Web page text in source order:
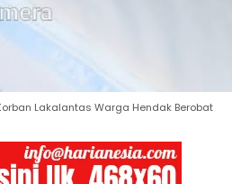
Lakalantas Warga Hendak Berobat